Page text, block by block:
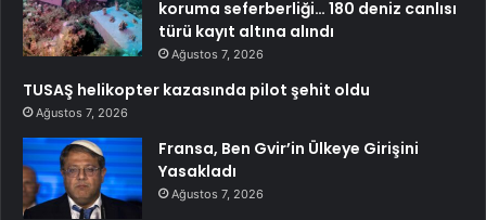
koruma seferberliği… 180 deniz canlısı
türü kayıt altına alındı
Ağustos 7, 2026
TUSAŞ helikopter kazasında pilot şehit oldu
Ağustos 7, 2026
Fransa, Ben Gvir’in Ülkeye Girişini
Yasakladı
Ağustos 7, 2026